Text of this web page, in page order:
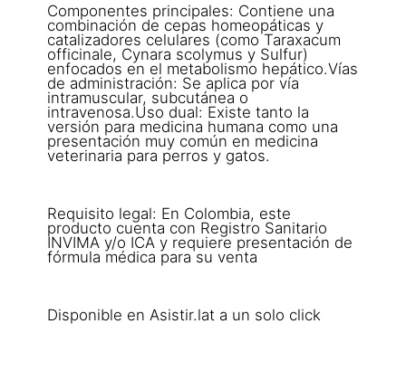
Componentes principales: Contiene una
combinación de cepas homeopáticas y
catalizadores celulares (como Taraxacum
officinale, Cynara scolymus y Sulfur)
enfocados en el metabolismo hepático.Vías
de administración: Se aplica por vía
intramuscular, subcutánea o
intravenosa.Uso dual: Existe tanto la
versión para medicina humana como una
presentación muy común en medicina
veterinaria para perros y gatos.
Requisito legal: En Colombia, este
producto cuenta con Registro Sanitario
INVIMA y/o ICA y requiere presentación de
fórmula médica para su venta
Disponible en Asistir.lat a un solo click